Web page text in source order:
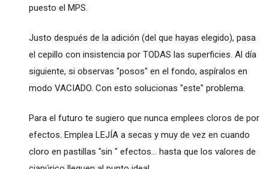
puesto el MPS.
Justo después de la adición (del que hayas elegido), pasa
el cepillo con insistencia por TODAS las superficies. Al día
siguiente, si observas "posos" en el fondo, aspíralos en
modo VACIADO. Con esto solucionas "este" problema.
Para el futuro te sugiero que nunca emplees cloros de por
efectos. Emplea LEJÍA a secas y muy de vez en cuando
cloro en pastillas "sin " efectos... hasta que los valores de